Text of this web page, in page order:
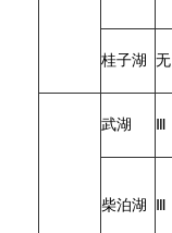
桂子湖 无
武湖
柴泊湖